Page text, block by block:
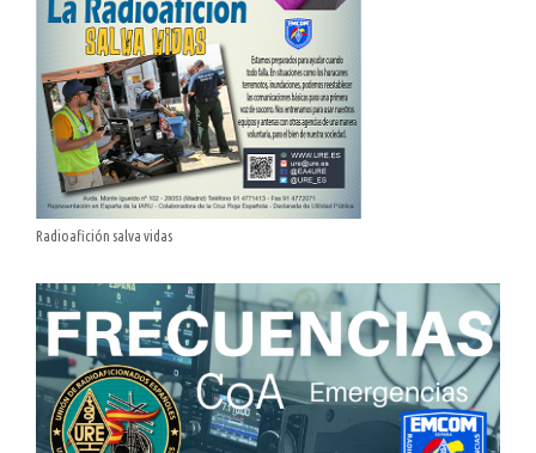
Radioafición salva vidas